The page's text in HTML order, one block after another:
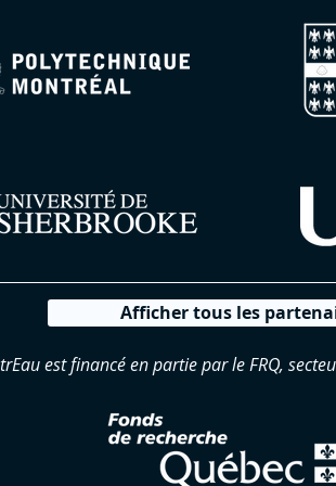
Afficher tous les
est financé en partie par le FRQ,